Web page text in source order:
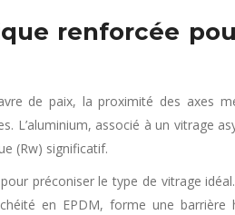
renforcée
de paix, la proximité des axes
L’aluminium, associé à un vitrage
(Rw) significatif.
préconiser le type de vitrage
en EPDM, forme une barrière